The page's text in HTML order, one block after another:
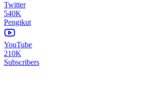
Twitter
540K
Pengikut
YouTube
210K
Subscribers